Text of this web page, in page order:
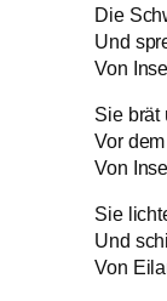
Die
Und
Von
Sie brät
Vor
Von
Sie
Und
Von